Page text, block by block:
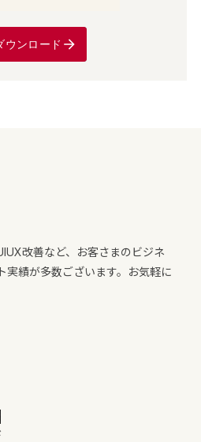
ウンロード
改善など、お客さまのビジネ
実績が多数ございます。お気軽に